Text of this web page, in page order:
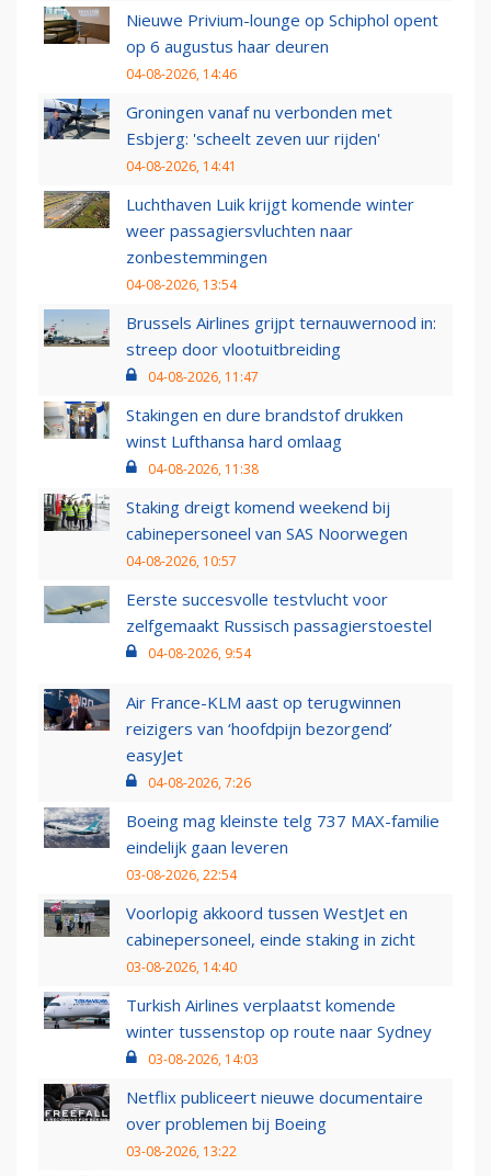
Nieuwe Privium-lounge op Schiphol opent
op 6 augustus haar deuren
04-08-2026, 14:46
Groningen vanaf nu verbonden met
Esbjerg: 'scheelt zeven uur rijden'
04-08-2026, 14:41
Luchthaven Luik krijgt komende winter
weer passagiersvluchten naar
zonbestemmingen
04-08-2026, 13:54
Brussels Airlines grijpt ternauwernood in:
streep door vlootuitbreiding
04-08-2026, 11:47
Stakingen en dure brandstof drukken
winst Lufthansa hard omlaag
04-08-2026, 11:38
Staking dreigt komend weekend bij
cabinepersoneel van SAS Noorwegen
04-08-2026, 10:57
Eerste succesvolle testvlucht voor
zelfgemaakt Russisch passagierstoestel
04-08-2026, 9:54
Air France-KLM aast op terugwinnen
reizigers van ‘hoofdpijn bezorgend’
easyJet
04-08-2026, 7:26
Boeing mag kleinste telg 737 MAX-familie
eindelijk gaan leveren
03-08-2026, 22:54
Voorlopig akkoord tussen WestJet en
cabinepersoneel, einde staking in zicht
03-08-2026, 14:40
Turkish Airlines verplaatst komende
winter tussenstop op route naar Sydney
03-08-2026, 14:03
Netflix publiceert nieuwe documentaire
over problemen bij Boeing
03-08-2026, 13:22